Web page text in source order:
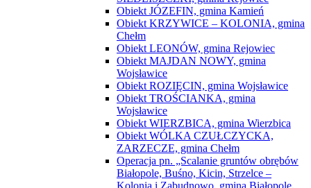
Obiekt JÓZEFIN, gmina Kamień
Obiekt KRZYWICE – KOLONIA, gmina
Chełm
Obiekt LEONÓW, gmina Rejowiec
Obiekt MAJDAN NOWY, gmina
Wojsławice
Obiekt ROZIĘCIN, gmina Wojsławice
Obiekt TROŚCIANKA, gmina
Wojsławice
Obiekt WIERZBICA, gmina Wierzbica
Obiekt WÓLKA CZUŁCZYCKA,
ZARZECZE, gmina Chełm
Operacja pn. „Scalanie gruntów obrębów
Białopole, Buśno, Kicin, Strzelce –
Kolonia i Zabudnowo, gmina Białopole,